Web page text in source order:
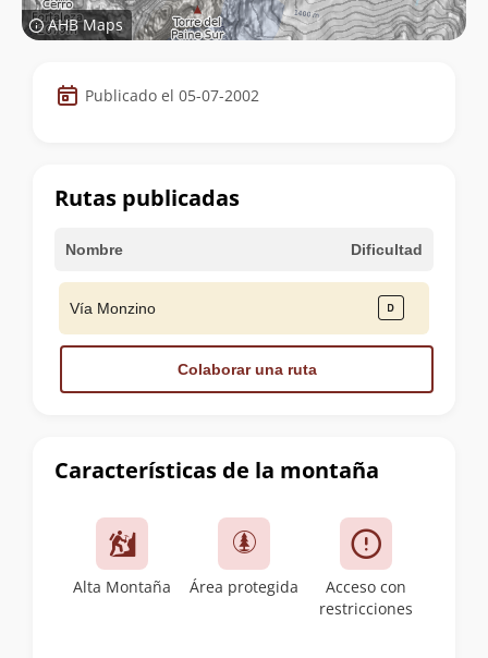
AHB Maps
Datos
de
cumbre
Publicado el 05-07-2002
Características de la montaña
Alta Montaña Área protegida
Acceso con
restricciones
Rutas publicadas
Nombre Dificultad
Vía Monzino
Colaborar una ruta